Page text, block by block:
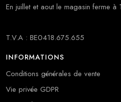
En juillet et aout le magasin ferme
T.V.A : BE0418.675.655
INFORMATIONS
Conditions générales de vente
Vie privée GDPR